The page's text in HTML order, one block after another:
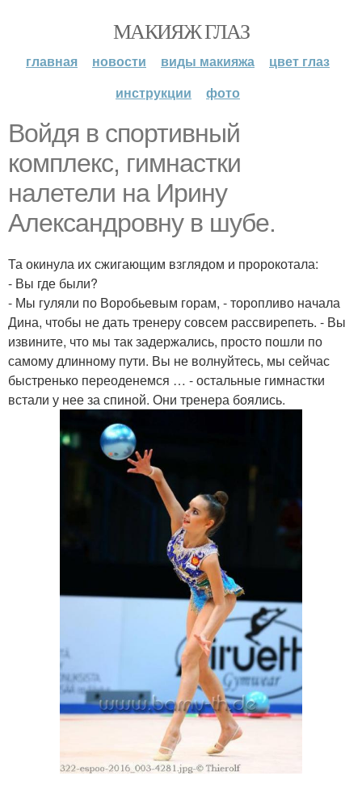
МАКИЯЖ ГЛАЗ
главная новости виды макияжа
цвет глаз
инструкции
фото
Войдя в спортивный
комплекс, гимнастки
налетели на Ирину
Александровну в шубе.
Та окинула их сжигающим взглядом и пророкотала:
- Вы где были?
- Мы гуляли по Воробьевым горам, - торопливо начала
Дина, чтобы не дать тренеру совсем рассвирепеть. - Вы
извините, что мы так задержались, просто пошли по
самому длинному пути. Вы не волнуйтесь, мы сейчас
быстренько переоденемся … - остальные гимнастки
встали у нее за спиной. Они тренера боялись.